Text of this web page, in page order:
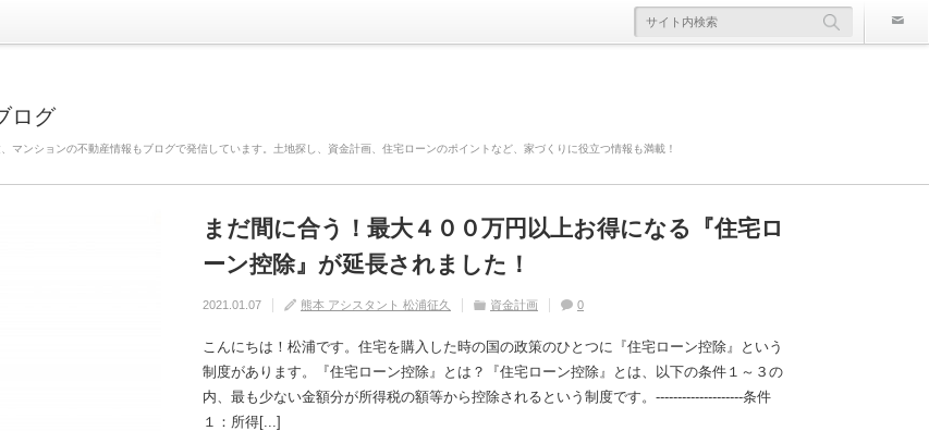
ログ
ンションの不動産情報もブログで発信しています。土地探し、資金計画、住宅ローンのポイントなど、家づくりに役立つ情報も満載！
まだ間に合う！最大４００万円以上お得になる『住宅ロ
ーン控除』が延長されました！
2021.01.07 熊本 アシスタント 松浦征久 資金計画 0
こんにちは！松浦です。住宅を購入した時の国の政策のひとつに『住宅ローン控除』という
制度があります。『住宅ローン控除』とは？『住宅ローン控除』とは、以下の条件１～３の
内、最も少ない金額分が所得税の額等から控除されるという制度です。--------------------条件
１：所得[...]
自分の家がいわゆる『欠陥住宅』ならないように気を付
けるためには？
2020.09.17 熊本 アシスタント 松浦征久 住宅の豆知識 家づくり
建売住宅と注文住宅の寿命は違う！？
2020.08.29 熊本 アシスタント 松浦征久 住宅の豆知識
住宅の中でも熱中症にかかる！？原因や対策は？
2020.08.27 熊本 アシスタント 松浦征久 ライフスタイル
【火災保険】万が一の災害や事故の時にどこまで補償さ
れるの？
2020.07.11 熊本 アシスタント 松浦征久 住宅の豆知識 家づくり